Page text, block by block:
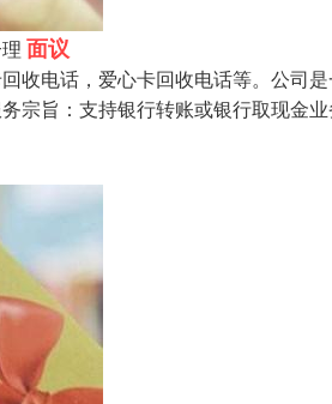
面议
收电话，爱心卡回收电话等。公司
宗旨：支持银行转账或银行取现金